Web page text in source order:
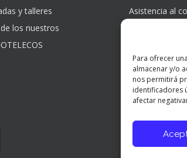
Para ofrecer
almacenar y/o
nos permitirá
identificadores
afectar
y talleres
los nuestros
Asistencia al
observaciones,
verificados ICT